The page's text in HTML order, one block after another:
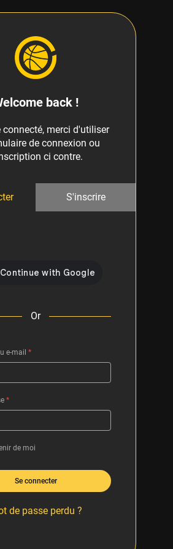
back !
connecté, merci d'utiliser
de connexion ou
ci contre.
S'inscrire
Or
e-mail *
*
de moi
Se connecter
de passe perdu ?